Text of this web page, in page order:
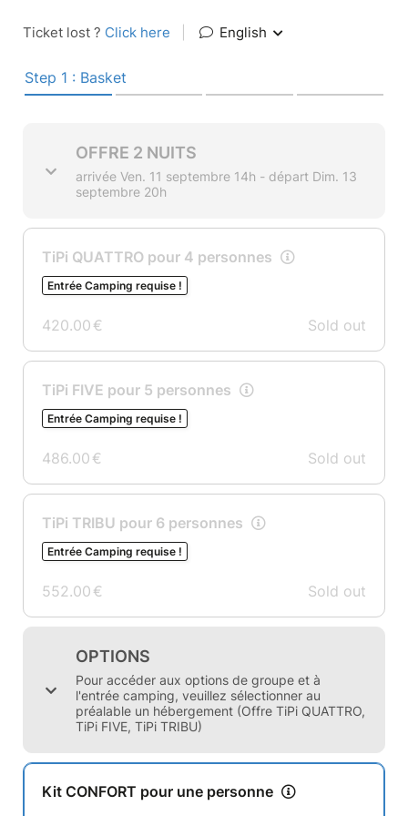
Ticket lost ? Click here English
Step 1 : Basket
OFFRE 2 NUITS
arrivée Ven. 11 septembre 14h - départ Dim. 13
septembre 20h
TiPi QUATTRO pour 4 personnes
Entrée Camping requise !
420.00 € Sold out
TiPi FIVE pour 5 personnes
Entrée Camping requise !
486.00 € Sold out
TiPi TRIBU pour 6 personnes
Entrée Camping requise !
552.00 € Sold out
OPTIONS
Pour accéder aux options de groupe et à
l'entrée camping, veuillez sélectionner au
préalable un hébergement (Offre TiPi QUATTRO,
TiPi FIVE, TiPi TRIBU)
Kit CONFORT pour une personne